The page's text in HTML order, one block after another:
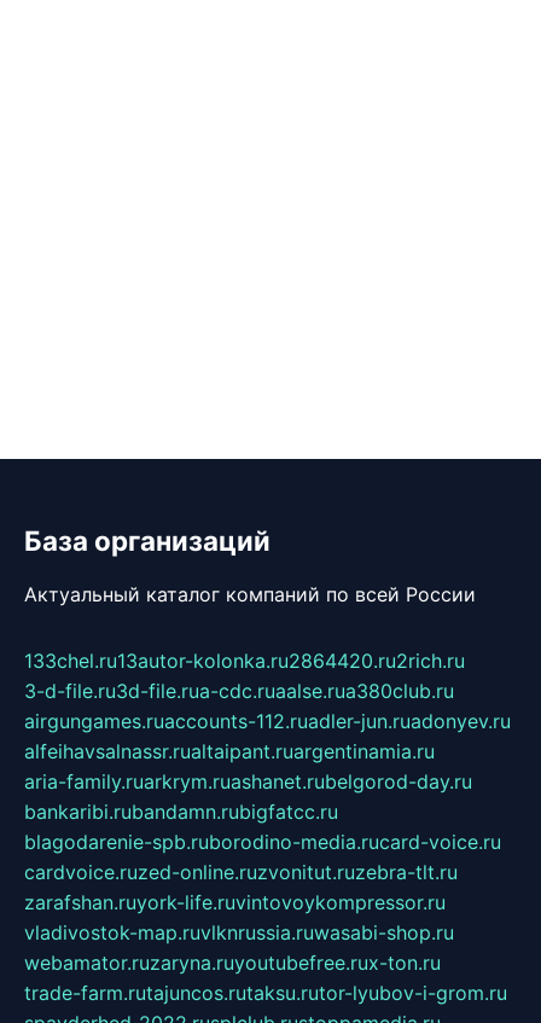
База организаций
Актуальный каталог компаний по всей России
133chel.ru13autor-kolonka.ru2864420.ru2rich.ru
3-d-file.ru3d-file.rua-cdc.ruaalse.rua380club.ru
airgungames.ruaccounts-112.ruadler-jun.ruadonyev.ru
alfeihavsalnassr.rualtaipant.ruargentinamia.ru
aria-family.ruarkrym.ruashanet.rubelgorod-day.ru
bankaribi.rubandamn.rubigfatcc.ru
blagodarenie-spb.ruborodino-media.rucard-voice.ru
cardvoice.ruzed-online.ruzvonitut.ruzebra-tlt.ru
zarafshan.ruyork-life.ruvintovoykompressor.ru
vladivostok-map.ruvlknrussia.ruwasabi-shop.ru
webamator.ruzaryna.ruyoutubefree.rux-ton.ru
trade-farm.rutajuncos.rutaksu.rutor-lyubov-i-grom.ru